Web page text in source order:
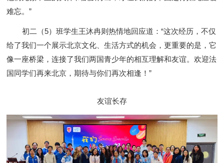
难忘。”
初二（5）班学生王沐冉则热情地回应道：“这次经历，不仅
给了我们一个展示北京文化、生活方式的机会，更重要的是，它
像一座桥梁，连接了我们两国青少年的相互理解和友谊。欢迎法
国同学们再来北京，期待与你们再次相逢！”
友谊长存